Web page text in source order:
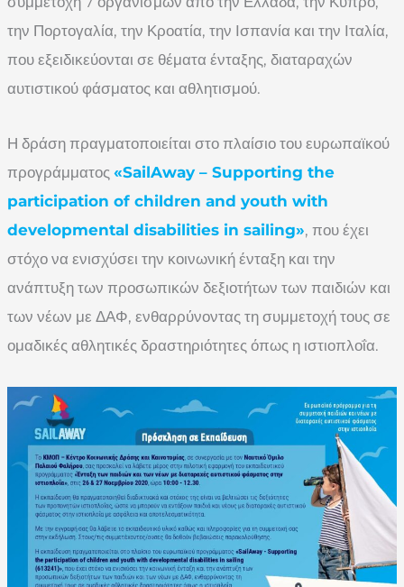
την Πορτογαλία, την Κροατία, την Ισπανία και την Ιταλία,
που εξειδικεύονται σε θέματα ένταξης, διαταραχών
αυτιστικού φάσματος και αθλητισμού.
Η δράση πραγματοποιείται στο πλαίσιο του ευρωπαϊκού
προγράμματος «SailAway – Supporting the
participation of children and youth with
developmental disabilities in sailing», που έχει
στόχο να ενισχύσει την κοινωνική ένταξη και την
ανάπτυξη των προσωπικών δεξιοτήτων των παιδιών και
των νέων με ΔΑΦ, ενθαρρύνοντας τη συμμετοχή τους σε
ομαδικές αθλητικές δραστηριότητες όπως η ιστιοπλοΐα.